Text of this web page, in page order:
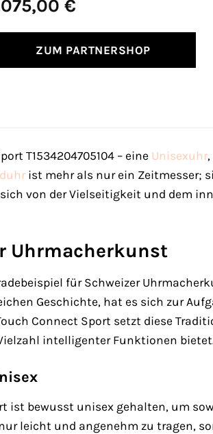
€
ZUM PARTNERSHOP
T1534204705104 – eine Unisexuhr
ist mehr als nur ein Zeitmesser;
von der Vielseitigkeit und dem
Uhrmacherkunst
für Schweizer
Geschichte, hat es sich zur
Connect Sport setzt diese
intelligenter Funktionen
ist bewusst unisex gehalten, um
leicht und angenehm zu tragen,